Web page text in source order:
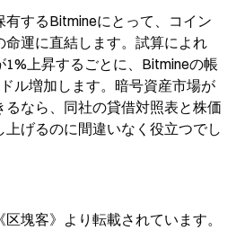
するBitmineにとって、コイン
運に直結します。試算によれ
上昇するごとに、Bitmineの帳
ル増加します。暗号資産市場が
るなら、同社の貸借対照表と株価
げるのに間違いなく役立つでし
塊客》より転載されています。